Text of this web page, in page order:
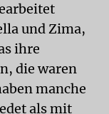
und Zima,
ihre
die waren
manche
als mit